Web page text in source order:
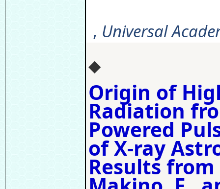
, Universal
◆
Origin of
Radiation
Powered
of X-ray
Results from